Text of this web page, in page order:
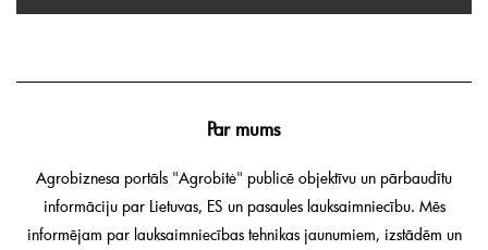
Par mums
Agrobiznesa portāls "Agrobitė" publicē objektīvu un pārbaudītu
informāciju par Lietuvas, ES un pasaules lauksaimniecību. Mēs
informējam par lauksaimniecības tehnikas jaunumiem, izstādēm un